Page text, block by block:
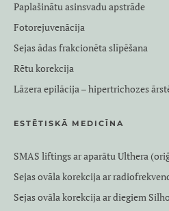
Paplašinātu asinsvadu apstrāde
Fotorejuvenācija
Sejas ādas frakcionēta slīpēšana
Rētu korekcija
Lāzera epilācija – hipertrichozes
ESTĒTISKĀ MEDICĪNA
SMAS liftings ar aparātu Ulthera
Sejas ovāla korekcija ar
Sejas ovāla korekcija ar diegiem